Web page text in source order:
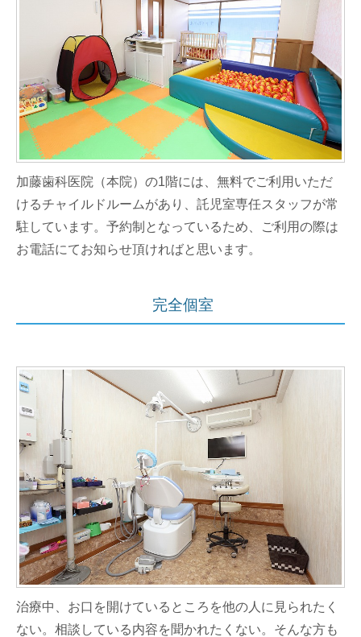
加藤歯科医院（本院）の1階には、無料でご利用いただ
けるチャイルドルームがあり、託児室専任スタッフが常
駐しています。予約制となっているため、ご利用の際は
お電話にてお知らせ頂ければと思います。
完全個室
治療中、お口を開けているところを他の人に見られたく
ない。相談している内容を聞かれたくない。そんな方も